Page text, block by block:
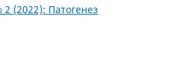
(2022): Патогенез